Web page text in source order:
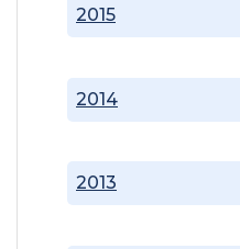
2013
2014
2015